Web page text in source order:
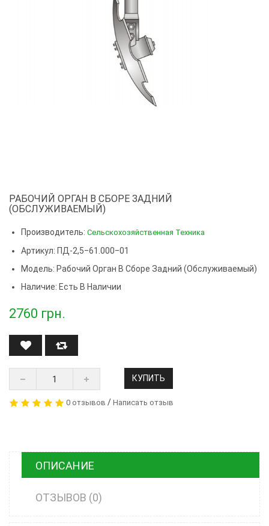
РАБОЧИЙ ОРГАН В СБОРЕ ЗАДНИЙ
(ОБСЛУЖИВАЕМЫЙ)
Производитель: Сельскохозяйственная Техника
Артикул: ПД-2,5‒61.000‒01
Модель: Рабочий Орган В Сборе Задний (обслуживаемый)
Наличие: Есть В Наличии
2760 грн.
КУПИТЬ
0 отзывов / Написать отзыв
ОПИСАНИЕ
ОТЗЫВОВ (0)